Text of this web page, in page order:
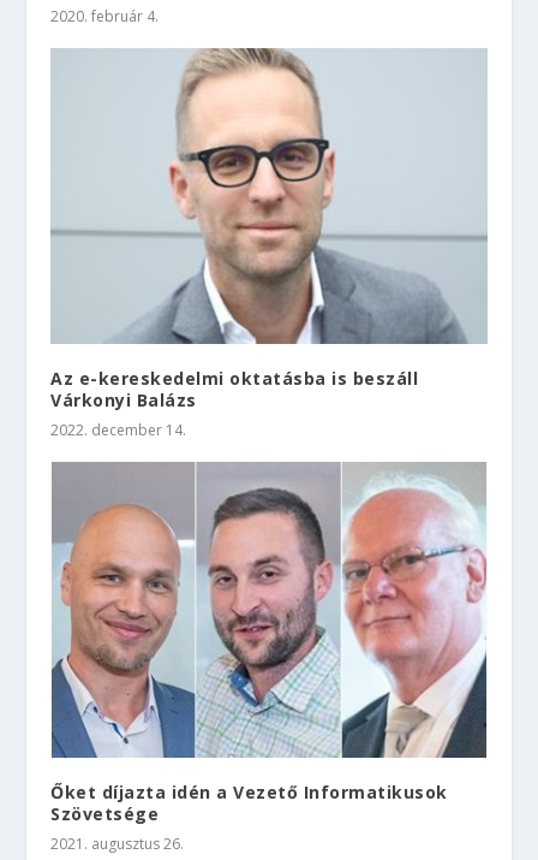
2020. február 4.
Az e-kereskedelmi oktatásba is beszáll
Várkonyi Balázs
2022. december 14.
Őket díjazta idén a Vezető Informatikusok
Szövetsége
2021. augusztus 26.